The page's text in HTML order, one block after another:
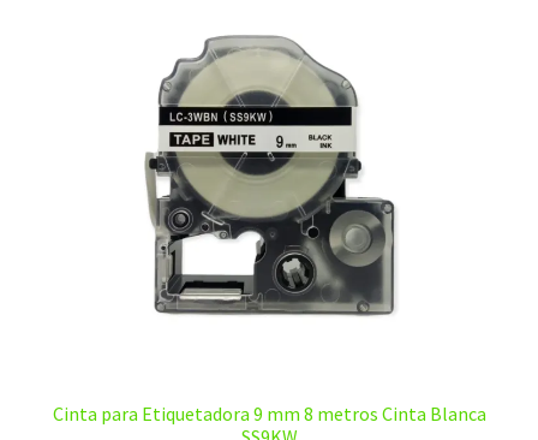
Cinta para Etiquetadora 9 mm 8 metros Cinta Blanca